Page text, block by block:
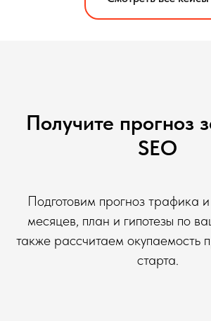
Получите прогноз
SEO
Подготовим прогноз трафика
месяцев, план и гипотезы по
также рассчитаем окупаемость
старта.